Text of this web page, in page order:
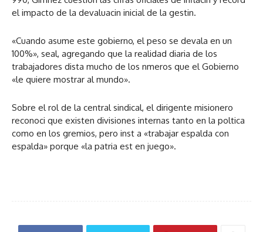
el impacto de la devaluacin inicial de la gestin.
«Cuando asume este gobierno, el peso se devala en un
100%», seal, agregando que la realidad diaria de los
trabajadores dista mucho de los nmeros que el Gobierno
«le quiere mostrar al mundo».
Sobre el rol de la central sindical, el dirigente misionero
reconoci que existen divisiones internas tanto en la poltica
como en los gremios, pero inst a «trabajar espalda con
espalda» porque «la patria est en juego».